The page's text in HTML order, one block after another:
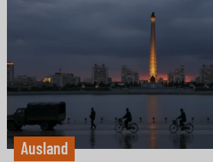
Ausland